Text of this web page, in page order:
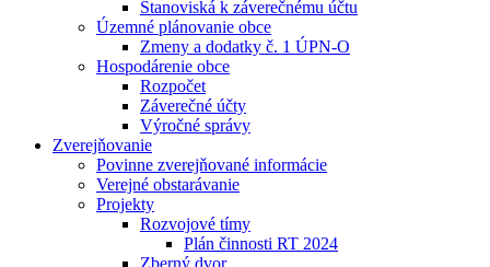
Stanoviská k záverečnému účtu
Územné plánovanie obce
Zmeny a dodatky č. 1 ÚPN-O
Hospodárenie obce
Rozpočet
Záverečné účty
Výročné správy
Zverejňovanie
Povinne zverejňované informácie
Verejné obstarávanie
Projekty
Rozvojové tímy
Plán činnosti RT 2024
Zberný dvor